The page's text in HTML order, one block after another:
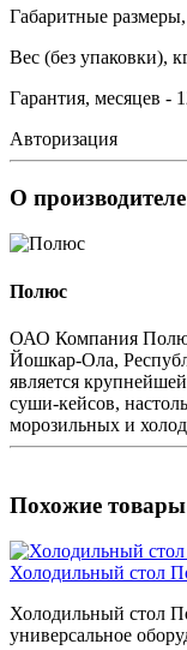
Габаритные
Вес (без упаковки),
Гарантия, месяцев -
Авторизация
О производителе
Полюс
ОАО Компания
Йошкар-Ола,
является
суши-кейсов,
морозильных и
Похожие товары
Холодильный стол
Холодильный стол
универсальное